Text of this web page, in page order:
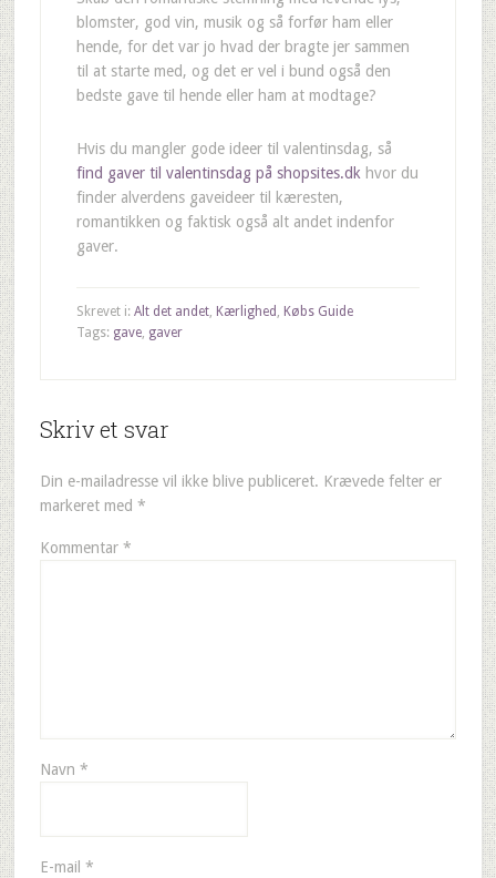
blomster, god vin, musik og så forfør ham eller
hende, for det var jo hvad der bragte jer sammen
til at starte med, og det er vel i bund også den
bedste gave til hende eller ham at modtage?
Hvis du mangler gode ideer til valentinsdag, så
find gaver til valentinsdag på shopsites.dk hvor du
finder alverdens gaveideer til kæresten,
romantikken og faktisk også alt andet indenfor
gaver.
Skrevet i: Alt det andet, Kærlighed , Købs Guide
Tags: gave, gaver
Skriv et svar
Din e-mailadresse vil ikke blive publiceret. Krævede felter er
markeret med *
Kommentar *
Navn *
E-mail *